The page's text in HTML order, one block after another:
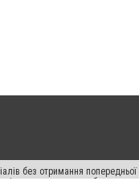
без отримання
не нижче другого абзацу в